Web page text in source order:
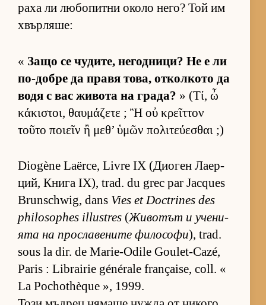
раха ли лю­бо­питни около не­го? Той им
хвър­ля­ше:
« Защо се чу­ди­те, не­год­ни­ци? Не е ли
по-добре да правя то­ва, от­кол­кото да
водя с вас жи­вота на гра­да? » (Τί, ὦ
κάκιστοι, θαυμάζετε ; Ἢ οὐ κρεῖττον
τοῦτο ποιεῖν ἢ μεθ’ ὑμῶν πολιτεύεσθαι ;)
Diogène Laërce, Livre IX (Ди­о­ген Ла­ер­
ций, Книга IX), trad. du grec par Jacques
Brunschwig, dans Vies et Doctrines des
philosophes illustres (Жи­во­тът и уче­ни­
ята на прос­ла­ве­ните фи­ло­софи), trad.
sous la dir. de Marie-Odile Goulet-Cazé,
Paris : Librairie générale française, coll. «
La Pochothèque », 1999.